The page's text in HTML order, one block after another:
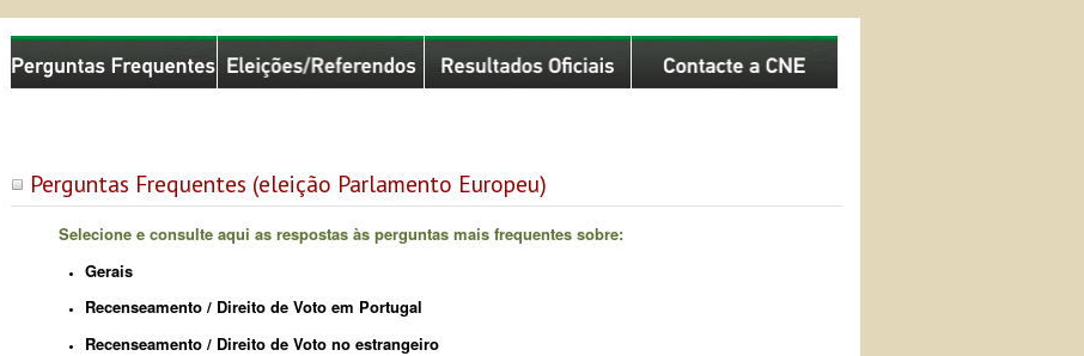
Perguntas Frequentes (eleição Parlamento Europeu)
Selecione e consulte aqui as respostas às perguntas mais frequentes sobre:
Gerais
Recenseamento / Direito de Voto em Portugal
Recenseamento / Direito de Voto no estrangeiro
Comissão Nacional de Eleições